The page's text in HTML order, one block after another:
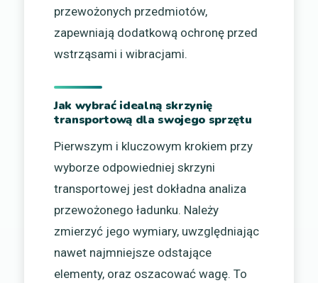
przewożonych przedmiotów,
zapewniają dodatkową ochronę przed
wstrząsami i wibracjami.
Jak wybrać idealną skrzynię
transportową dla swojego sprzętu
Pierwszym i kluczowym krokiem przy
wyborze odpowiedniej skrzyni
transportowej jest dokładna analiza
przewożonego ładunku. Należy
zmierzyć jego wymiary, uwzględniając
nawet najmniejsze odstające
elementy, oraz oszacować wagę. To